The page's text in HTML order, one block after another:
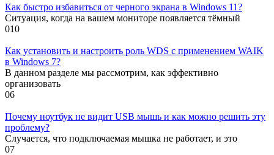
Как быстро избавиться от черного экрана в Windows 11?
Ситуация, когда на вашем мониторе появляется тёмный
010
Как установить и настроить роль WDS с применением WAIK
в Windows 7?
В данном разделе мы рассмотрим, как эффективно
организовать
06
Почему ноутбук не видит USB мышь и как можно решить эту
проблему?
Случается, что подключаемая мышка не работает, и это
07